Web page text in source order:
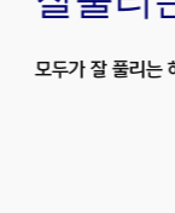
모두가 잘 풀리는